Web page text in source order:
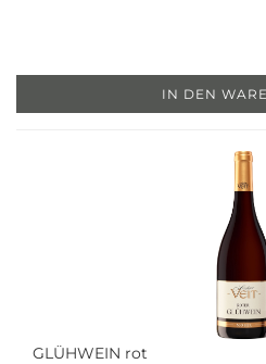
IN DEN
GLÜHWEIN rot